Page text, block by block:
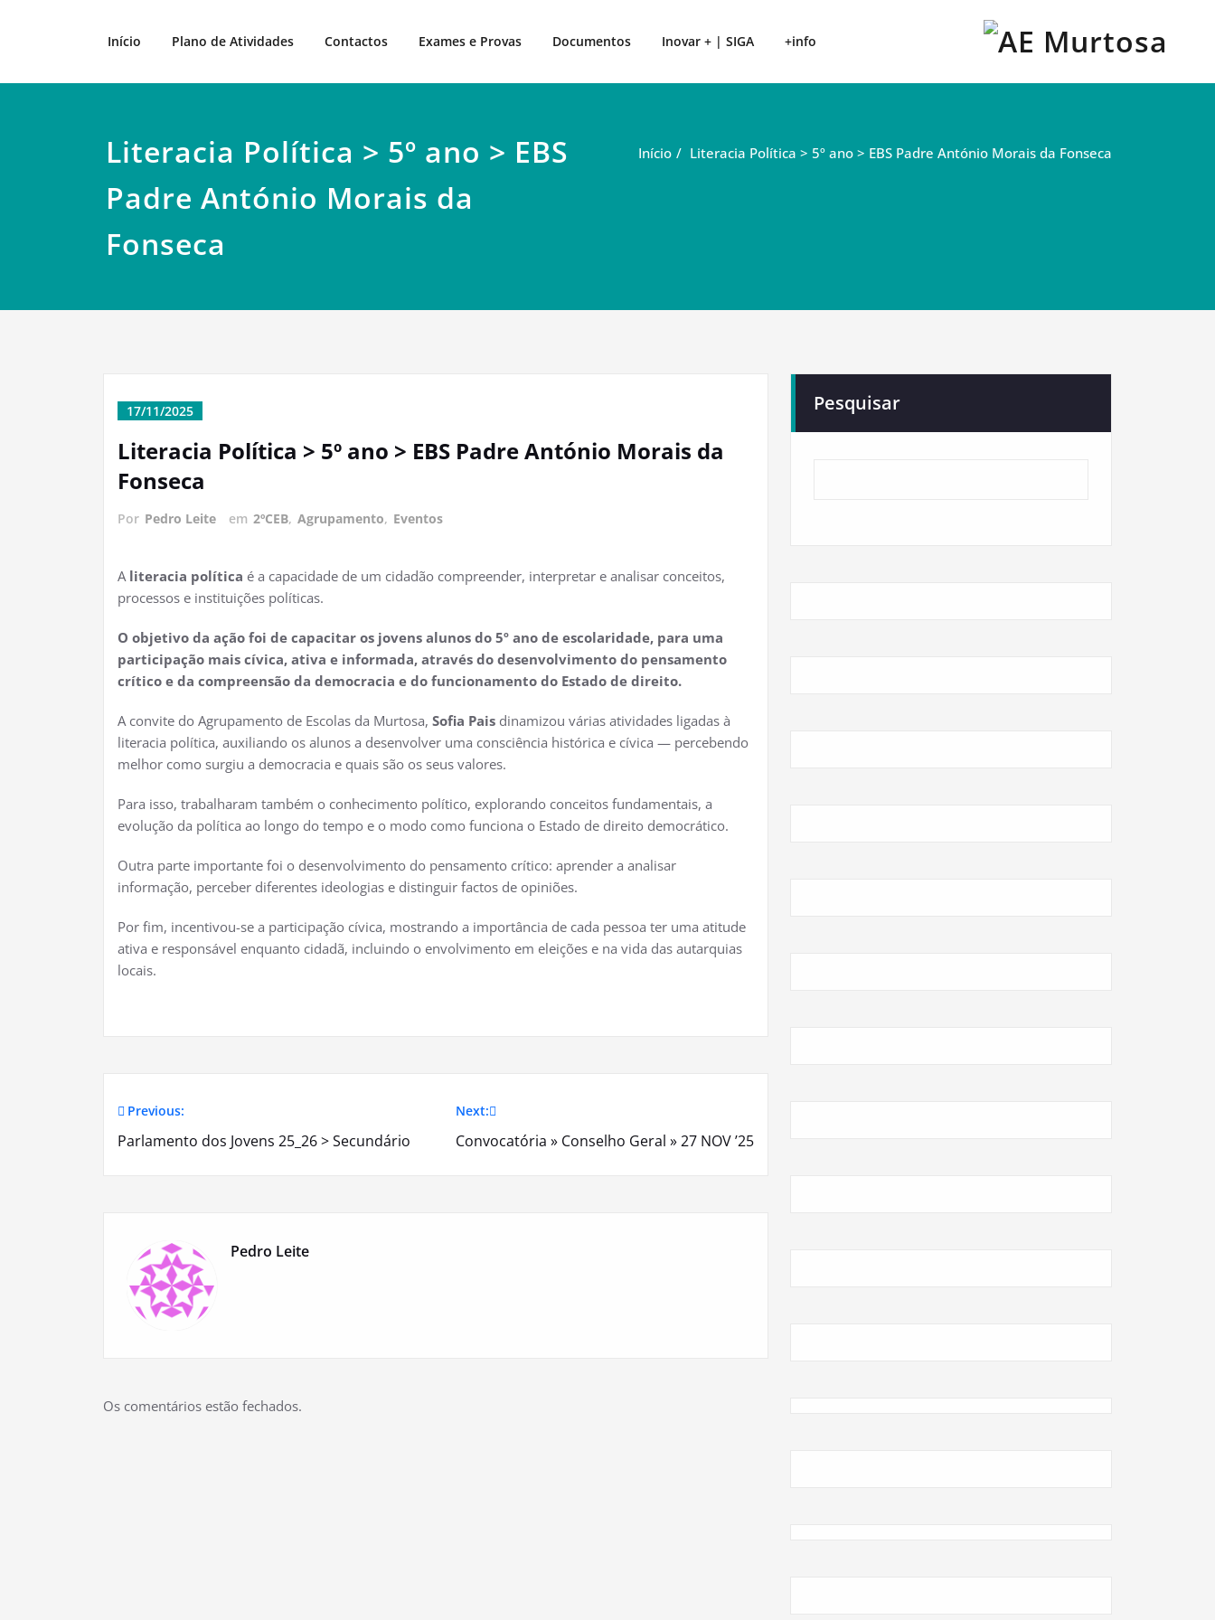
AE Murtosa
Agrupamento de Escolas da
Murtosa
Início Plano de Atividades Contactos Exames e Provas Documentos Inovar + | SIGA +info
Literacia Política > 5º ano > EBS
Padre António Morais da
Fonseca
Início Literacia Política > 5º ano > EBS Padre António Morais da Fonseca
17/11/2025
Literacia Política > 5º ano > EBS Padre António Morais da
Fonseca
Por Pedro Leite em 2ºCEB, Agrupamento, Eventos
A literacia política é a capacidade de um cidadão compreender, interpretar e analisar conceitos,
processos e instituições políticas.
O objetivo da ação foi de capacitar os jovens alunos do 5º ano de escolaridade, para uma
participação mais cívica, ativa e informada, através do desenvolvimento do pensamento
crítico e da compreensão da democracia e do funcionamento do Estado de direito.
A convite do Agrupamento de Escolas da Murtosa, Sofia Pais dinamizou várias atividades ligadas à
literacia política, auxiliando os alunos a desenvolver uma consciência histórica e cívica — percebendo
melhor como surgiu a democracia e quais são os seus valores.
Para isso, trabalharam também o conhecimento político, explorando conceitos fundamentais, a
evolução da política ao longo do tempo e o modo como funciona o Estado de direito democrático.
Outra parte importante foi o desenvolvimento do pensamento crítico: aprender a analisar
informação, perceber diferentes ideologias e distinguir factos de opiniões.
Por fim, incentivou-se a participação cívica, mostrando a importância de cada pessoa ter uma atitude
ativa e responsável enquanto cidadã, incluindo o envolvimento em eleições e na vida das autarquias
locais.
Navegação
Previous:
Parlamento dos Jovens 25_26 > Secundário
Next:
Convocatória » Conselho Geral » 27 NOV ’25
Pedro Leite
Os comentários estão fechados.
Pesquisar